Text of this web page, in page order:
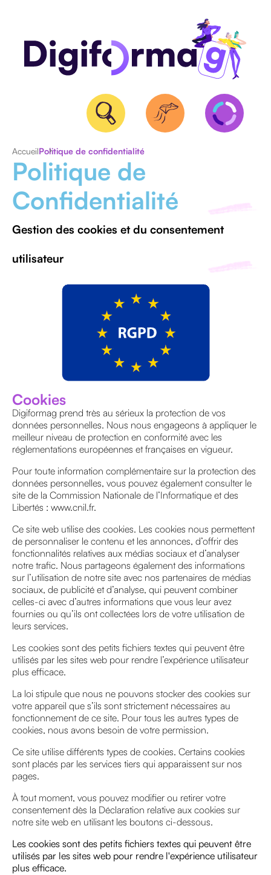
QUALIOPI
BPF
ET
IA
TOUS LES
TOUS LES
ARTICLES
AGENDA
INTERVIEW
VIDEO
AccueilPolitique de confidentialité
Politique de
Confidentialité
Gestion des cookies et du consentement
utilisateur
Cookies
Digiformag prend très au sérieux la protection de vos
données personnelles. Nous nous engageons à appliquer le
meilleur niveau de protection en conformité avec les
réglementations européennes et françaises en vigueur.
Pour toute information complémentaire sur la protection des
données personnelles, vous pouvez également consulter le
site de la Commission Nationale de l’Informatique et des
Libertés : www.cnil.fr.
Ce site web utilise des cookies. Les cookies nous permettent
de personnaliser le contenu et les annonces, d’offrir des
fonctionnalités relatives aux médias sociaux et d’analyser
notre trafic. Nous partageons également des informations
sur l’utilisation de notre site avec nos partenaires de médias
sociaux, de publicité et d’analyse, qui peuvent combiner
celles-ci avec d’autres informations que vous leur avez
fournies ou qu’ils ont collectées lors de votre utilisation de
leurs services.
Les cookies sont des petits fichiers textes qui peuvent être
utilisés par les sites web pour rendre l’expérience utilisateur
plus efficace.
La loi stipule que nous ne pouvons stocker des cookies sur
votre appareil que s’ils sont strictement nécessaires au
fonctionnement de ce site. Pour tous les autres types de
cookies, nous avons besoin de votre permission.
Ce site utilise différents types de cookies. Certains cookies
sont placés par les services tiers qui apparaissent sur nos
pages.
À tout moment, vous pouvez modifier ou retirer votre
consentement dès la Déclaration relative aux cookies sur
notre site web en utilisant les boutons ci-dessous.
Les cookies sont des petits fichiers textes qui peuvent être
utilisés par les sites web pour rendre l'expérience utilisateur
plus efficace.